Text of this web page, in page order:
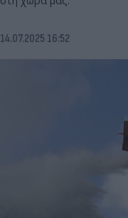
14.07.2025 16:52